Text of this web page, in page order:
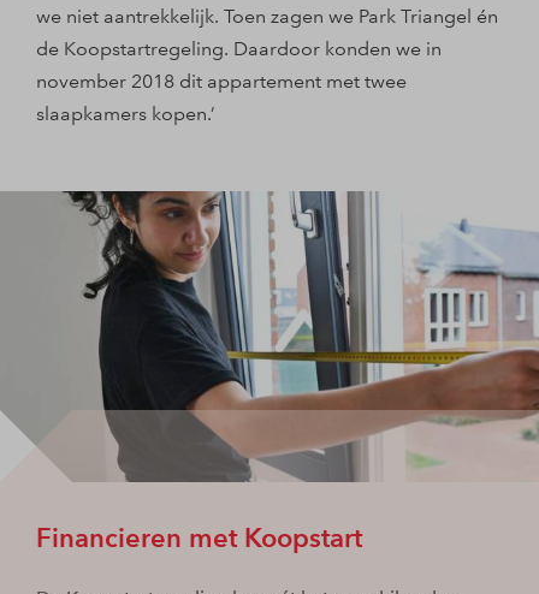
we niet aantrekkelijk. Toen zagen we Park Triangel én
de Koopstartregeling. Daardoor konden we in
november 2018 dit appartement met twee
slaapkamers kopen.’
Financieren met Koopstart